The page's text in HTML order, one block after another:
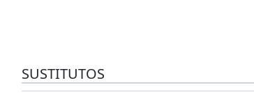
SUSTITUTOS